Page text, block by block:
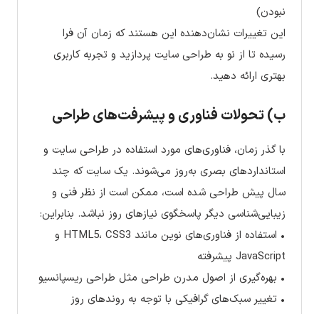
نبودن)
این تغییرات نشان‌دهنده این هستند که زمان آن فرا
رسیده تا از نو به طراحی سایت پردازید و تجربه کاربری
بهتری ارائه دهید.
ب) تحولات فناوری و پیشرفت‌های طراحی
با گذر زمان، فناوری‌های مورد استفاده در طراحی سایت و
استانداردهای بصری به‌روز می‌شوند. یک سایت که چند
سال پیش طراحی شده است، ممکن است از نظر فنی و
زیبایی‌شناسی دیگر پاسخگوی نیازهای روز نباشد. بنابراین:
• استفاده از فناوری‌های نوین مانند HTML5، CSS3 و
JavaScript پیشرفته
• بهره‌گیری از اصول مدرن طراحی مثل طراحی ریسپانسیو
• تغییر سبک‌های گرافیکی با توجه به روندهای روز